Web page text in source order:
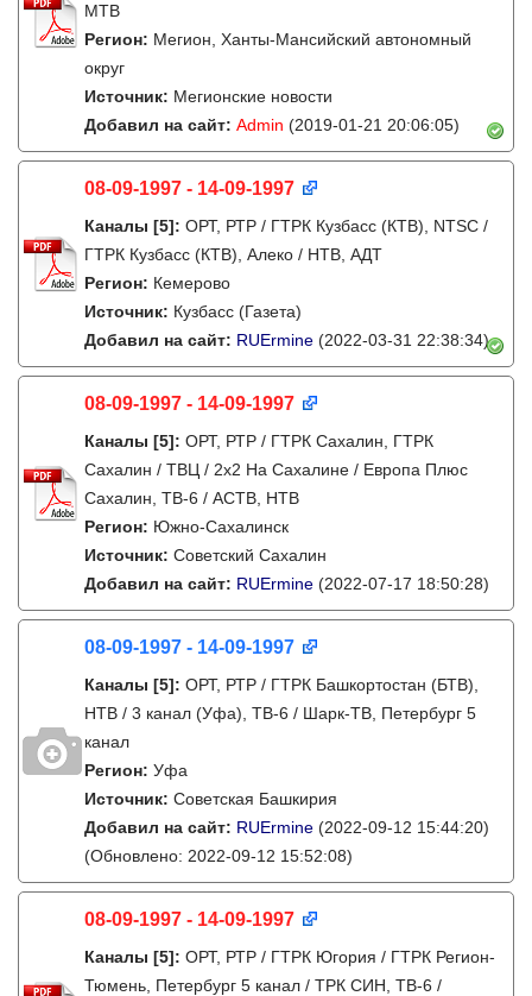
МТВ
Регион: Мегион, Ханты-Мансийский автономный
округ
Источник: Мегионские новости
Добавил на сайт: Admin (2019-01-21 20:06:05)
08-09-1997 - 14-09-1997
Каналы [5]: ОРТ, РТР / ГТРК Кузбасс (КТВ), NTSC /
ГТРК Кузбасс (КТВ), Алеко / НТВ, АДТ
Регион: Кемерово
Источник: Кузбасс (Газета)
Добавил на сайт: RUErmine (2022-03-31 22:38:34)
08-09-1997 - 14-09-1997
Каналы [5]: ОРТ, РТР / ГТРК Сахалин, ГТРК
Сахалин / ТВЦ / 2х2 На Сахалине / Европа Плюс
Сахалин, ТВ-6 / АСТВ, НТВ
Регион: Южно-Сахалинск
Источник: Советский Сахалин
Добавил на сайт: RUErmine (2022-07-17 18:50:28)
08-09-1997 - 14-09-1997
Каналы [5]: ОРТ, РТР / ГТРК Башкортостан (БТВ),
НТВ / 3 канал (Уфа), ТВ-6 / Шарк-ТВ, Петербург 5
канал
Регион: Уфа
Источник: Советская Башкирия
Добавил на сайт: RUErmine (2022-09-12 15:44:20)
(Обновлено: 2022-09-12 15:52:08)
08-09-1997 - 14-09-1997
Каналы [5]: ОРТ, РТР / ГТРК Югория / ГТРК Регион-
Тюмень, Петербург 5 канал / ТРК СИН, ТВ-6 /